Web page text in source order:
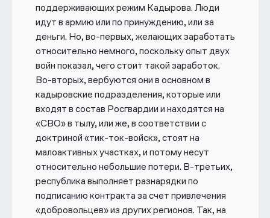
поддерживающих режим Кадырова. Люди
идут в армию или по принуждению, или за
деньги. Но, во-первых, желающих заработать
относительно немного, поскольку опыт двух
войн показал, чего стоит такой заработок.
Во-вторых, вербуются они в основном в
кадыровские подразделения, которые или
входят в состав Росгвардии и находятся на
«СВО» в тылу, или же, в соответствии с
доктриной «тик-ток-войск», стоят на
малоактивных участках, и потому несут
относительно небольшие потери. В-третьих,
республика выполняет разнарядки по
подписанию контракта за счет привлечения
«добровольцев» из других регионов. Так, на